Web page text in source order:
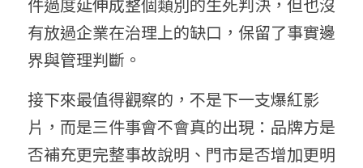
有放過企業在治理上的缺口，保留了事實邊
界與管理判斷。
接下來最值得觀察的，不是下一支爆紅影
片，而是三件事會不會真的出現：品牌方是
否補充更完整事故說明、門市是否增加更明